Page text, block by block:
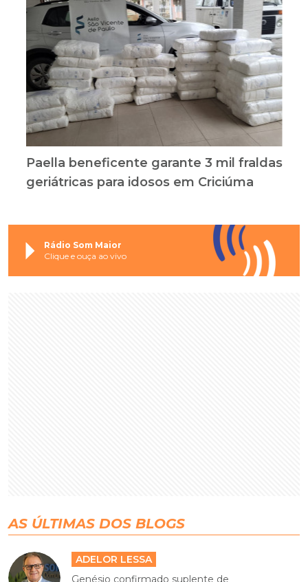
Paella beneficente garante 3 mil fraldas
geriátricas para idosos em Criciúma
Rádio Som Maior
Clique e ouça ao vivo
AS ÚLTIMAS DOS BLOGS
ADELOR LESSA
Genésio confirmado suplente de